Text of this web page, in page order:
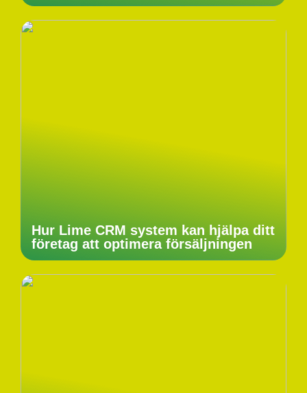
Hur Lime CRM system kan hjälpa ditt
företag att optimera försäljningen